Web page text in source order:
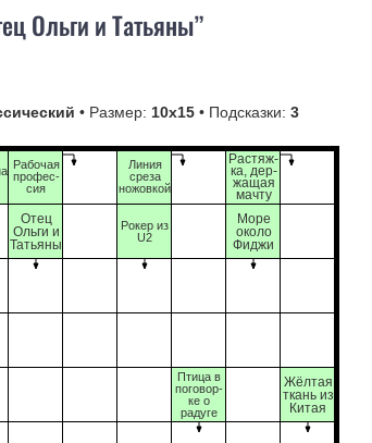
Ольги и Татьяны”
• Размер: 10х15 • Подсказки:3
Рабочая
профес-
сия
Линия
среза
ножовкой
Растяж-
ка, дер-
жащая
мачту
Отец
Ольги и
Татьяны
Рокер из
U2
Море
около
Фиджи
Птица в
поговор-
ке о
радуге
Жёлтая
ткань из
Китая